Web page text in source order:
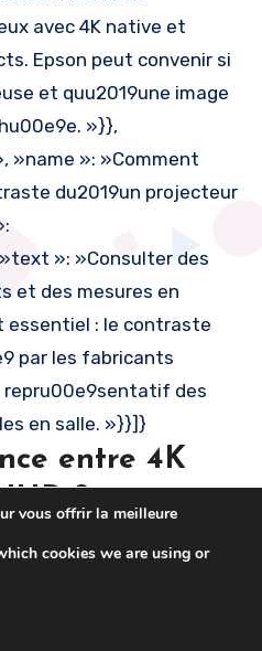
avec 4K native et
Epson peut convenir si
et quu2019une image
»}},
»name »: »Comment
du2019un projecteur
»: »Consulter des
et des mesures en
: le contraste
par les fabricants
repru00e9sentatif des
en salle. »}}]}
entre 4K
?
matrice UHD réelle,
Le Pro‑UHD (ou
partir d’une matrice Full
vous offrir la meilleure
cookies we are using or